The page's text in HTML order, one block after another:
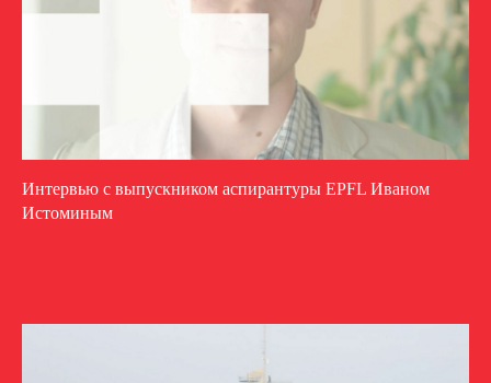
Интервью с выпускником аспирантуры EPFL Иваном
Истоминым